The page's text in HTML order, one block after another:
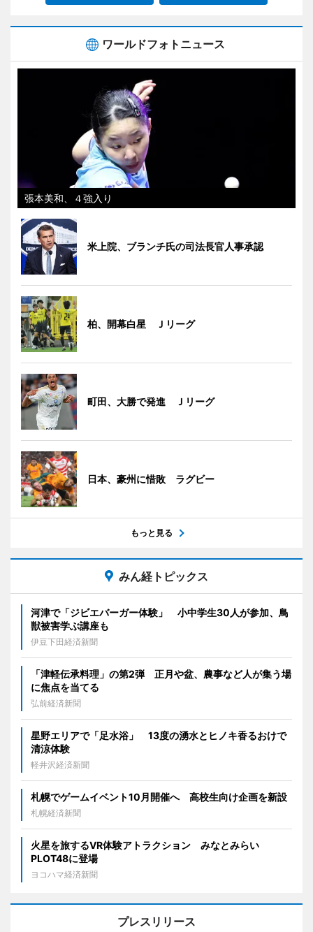
ワールドフォトニュース
張本美和、４強入り
米上院、ブランチ氏の司法長官人事承認
柏、開幕白星 Ｊリーグ
町田、大勝で発進 Ｊリーグ
日本、豪州に惜敗 ラグビー
もっと見る
みん経トピックス
河津で「ジビエバーガー体験」 小中学生30人が参加、鳥
獣被害学ぶ講座も
伊豆下田経済新聞
「津軽伝承料理」の第2弾 正月や盆、農事など人が集う場
に焦点を当てる
弘前経済新聞
星野エリアで「足水浴」 13度の湧水とヒノキ香るおけで
清涼体験
軽井沢経済新聞
札幌でゲームイベント10月開催へ 高校生向け企画を新設
札幌経済新聞
火星を旅するVR体験アトラクション みなとみらい
PLOT48に登場
ヨコハマ経済新聞
プレスリリース